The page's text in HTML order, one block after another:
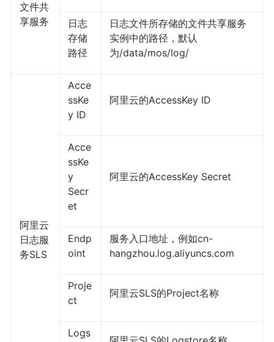
文件共
享服务
日志
存储
路径
日志文件所存储的文件共享服务
实例中的路径，默认
为/data/mos/log/
阿里云
日志服
务SLS
Acce
ssKe
y ID
阿里云的AccessKey ID
Acce
ssKe
y
Secr
et
阿里云的AccessKey Secret
Endp
oint
服务入口地址，例如cn-
hangzhou.log.aliyuncs.com
Proje
ct
阿里云SLS的Project名称
Logs